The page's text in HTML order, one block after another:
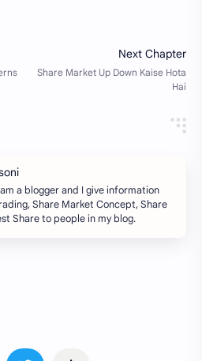
a blogger and I give information
Share Market Concept, Share
Share to people in my blog.